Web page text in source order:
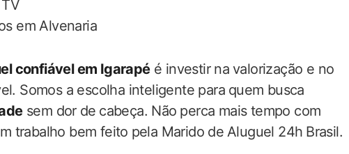
em Alvenaria
confiável em Igarapéé investir​ na ⁢valorização e ​no‍
Somos a ‍escolha inteligente para ⁣quem busca
sem​ dor⁢ de ⁣cabeça. Não ⁣perca mais tempo com
trabalho‍ bem feito ⁤pela Marido de ⁤Aluguel 24h ⁣Brasil.